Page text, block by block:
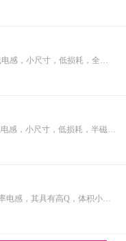
SDHK是全磁屏蔽功率精密绕线电感，小尺寸，低损耗，全磁屏蔽等特点，适用于小型化终端产品。
SDHC是半磁屏蔽功率精密绕线电感，小尺寸，低损耗，半磁屏蔽等特点，适用于小型化终端产品。
SZFC系列是铁氧体精密绕线功率电感，其具有高Q，体积小，电流大等特性。适用于小型化产品。